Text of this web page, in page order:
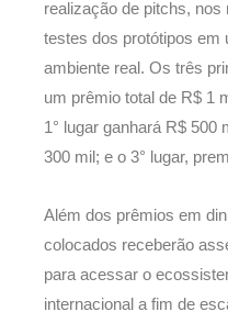
realização de pitchs, nos
testes dos protótipos em
ambiente real. Os três
um prêmio total de R$ 1
1° lugar ganhará R$ 500
300 mil; e o 3° lugar,
Além dos prêmios em
colocados receberão
para acessar o
internacional a fim de